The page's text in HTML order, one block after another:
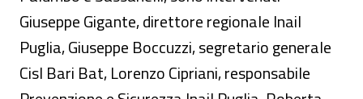
Giuseppe Gigante, direttore regionale Inail
Puglia, Giuseppe Boccuzzi, segretario generale
Cisl Bari Bat, Lorenzo Cipriani, responsabile